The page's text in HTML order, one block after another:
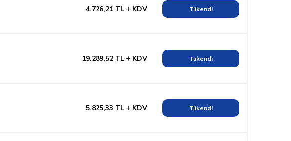
4.726,21 TL KDV Tükendi
19.289,52 TL KDV Tükendi
5.825,33 TL KDV Tükendi